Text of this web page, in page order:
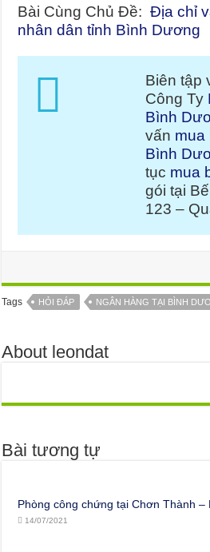
Bài Cùng Chủ Đề:Địa chỉ
nhân dân tỉnh Bình Dương
Biên tập
Công Ty
Bình
vấn mua
Bình
tục mua
gói tại
123 –
Tags HỎI ĐÁP NGÂN HÀNG TẠI BÌNH
About leondat
Bài tương tự
Phòng công chứng tại Chơn Thành –
14/07/2021